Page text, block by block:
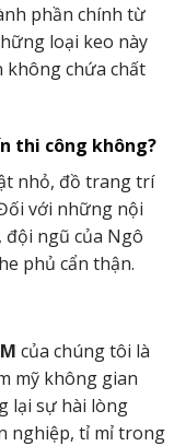
phần chính từ
loại keo này
không chứa chất
thi công không?
nhỏ, đồ trang trí
với những nội
ngũ của Ngô
phủ cẩn thận.
của chúng tôi là
mỹ không gian
lại sự hài lòng
nghiệp, tỉ mỉ trong